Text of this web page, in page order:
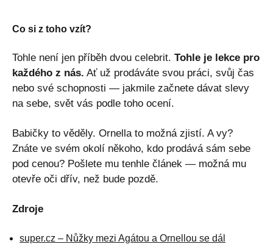
Co si z toho vzít?
Tohle není jen příběh dvou celebrit. Tohle je lekce pro
každého z nás. Ať už prodáváte svou práci, svůj čas
nebo své schopnosti — jakmile začnete dávat slevy
na sebe, svět vás podle toho ocení.
Babičky to věděly. Ornella to možná zjistí. A vy?
Znáte ve svém okolí někoho, kdo prodává sám sebe
pod cenou? Pošlete mu tenhle článek — možná mu
otevře oči dřív, než bude pozdě.
Zdroje
super.cz – Nůžky mezi Agátou a Ornellou se dál